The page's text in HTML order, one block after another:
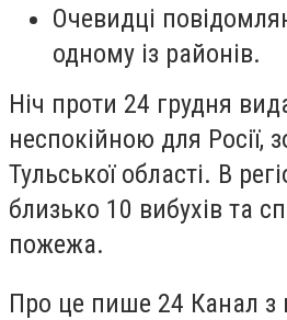
Очевидці
одному із районів.
Ніч проти 24 грудня
неспокійною для Росії,
Тульської області. В
близько 10 вибухів та
пожежа.
Про це пише 24 Канал з